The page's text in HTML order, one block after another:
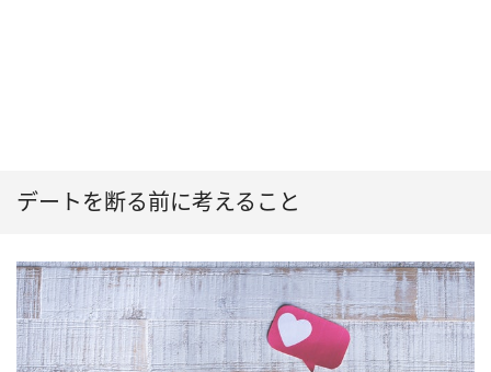
デートを断る前に考えること